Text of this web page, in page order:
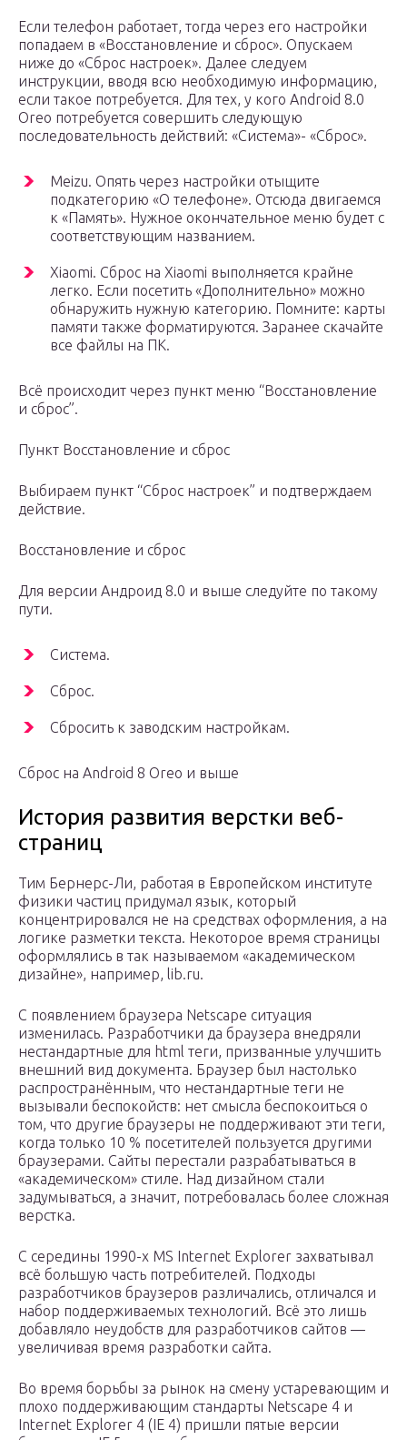
Если телефон работает, тогда через его настройки
попадаем в «Восстановление и сброс». Опускаем
ниже до «Сброс настроек». Далее следуем
инструкции, вводя всю необходимую информацию,
если такое потребуется. Для тех, у кого Android 8.0
Oreo потребуется совершить следующую
последовательность действий: «Система»- «Сброс».
Meizu. Опять через настройки отыщите
подкатегорию «О телефоне». Отсюда двигаемся
к «Память». Нужное окончательное меню будет с
соответствующим названием.
Xiaomi. Сброс на Xiaomi выполняется крайне
легко. Если посетить «Дополнительно» можно
обнаружить нужную категорию. Помните: карты
памяти также форматируются. Заранее скачайте
все файлы на ПК.
Всё происходит через пункт меню “Восстановление
и сброс”.
Пункт Восстановление и сброс
Выбираем пункт “Сброс настроек” и подтверждаем
действие.
Восстановление и сброс
Для версии Андроид 8.0 и выше следуйте по такому
пути.
Система.
Сброс.
Сбросить к заводским настройкам.
Сброс на Android 8 Oreo и выше
История развития верстки веб-
страниц
Тим Бернерс-Ли, работая в Европейском институте
физики частиц придумал язык, который
концентрировался не на средствах оформления, а на
логике разметки текста. Некоторое время страницы
оформлялись в так называемом «академическом
дизайне», например, lib.ru.
С появлением браузера Netscape ситуация
изменилась. Разработчики да браузера внедряли
нестандартные для html теги, призванные улучшить
внешний вид документа. Браузер был настолько
распространённым, что нестандартные теги не
вызывали беспокойств: нет смысла беспокоиться о
том, что другие браузеры не поддерживают эти теги,
когда только 10 % посетителей пользуется другими
браузерами. Сайты перестали разрабатываться в
«академическом» стиле. Над дизайном стали
задумываться, а значит, потребовалась более сложная
верстка.
С середины 1990-х MS Internet Explorer захватывал
всё большую часть потребителей. Подходы
разработчиков браузеров различались, отличался и
набор поддерживаемых технологий. Всё это лишь
добавляло неудобств для разработчиков сайтов —
увеличивая время разработки сайта.
Во время борьбы за рынок на смену устаревающим и
плохо поддерживающим стандарты Netscape 4 и
Internet Explorer 4 (IE 4) пришли пятые версии